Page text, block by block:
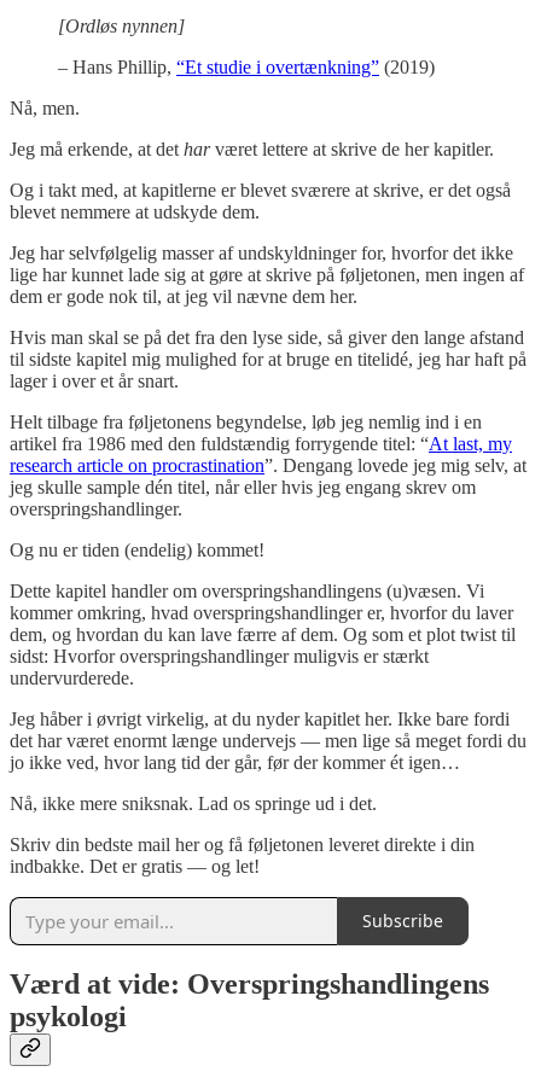
[Ordløs nynnen]
– Hans Phillip, “Et studie i overtænkning” (2019)
Nå, men.
Jeg må erkende, at det harværet lettere at skrive de her kapitler.
Og i takt med, at kapitlerne er blevet sværere at skrive, er det også
blevet nemmere at udskyde dem.
Jeg har selvfølgelig masser af undskyldninger for, hvorfor det ikke
lige har kunnet lade sig at gøre at skrive på føljetonen, men ingen af
dem er gode nok til, at jeg vil nævne dem her.
Hvis man skal se på det fra den lyse side, så giver den lange afstand
til sidste kapitel mig mulighed for at bruge en titelidé, jeg har haft på
lager i over et år snart.
Helt tilbage fra føljetonens begyndelse, løb jeg nemlig ind i en
artikel fra 1986 med den fuldstændig forrygende titel: “At last, my
research article on procrastination”. Dengang lovede jeg mig selv, at
jeg skulle sample dén titel, når eller hvis jeg engang skrev om
overspringshandlinger.
Og nu er tiden (endelig) kommet!
Dette kapitel handler om overspringshandlingens (u)væsen. Vi
kommer omkring, hvad overspringshandlinger er, hvorfor du laver
dem, og hvordan du kan lave færre af dem. Og som et plot twist til
sidst: Hvorfor overspringshandlinger muligvis er stærkt
undervurderede.
Jeg håber i øvrigt virkelig, at du nyder kapitlet her. Ikke bare fordi
det har været enormt længe undervejs — men lige så meget fordi du
jo ikke ved, hvor lang tid der går, før der kommer ét igen…
Nå, ikke mere sniksnak. Lad os springe ud i det.
Skriv din bedste mail her og få føljetonen leveret direkte i din
indbakke. Det er gratis — og let!
Subscribe
Værd at vide: Overspringshandlingens
psykologi